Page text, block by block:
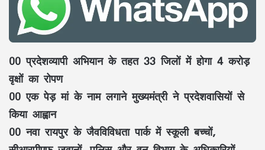
00 प्रदेशव्यापी अभियान के तहत 33 जिलों में होगा 4 करोड़
वृक्षों का रोपण
00 एक पेड़ मां के नाम लगाने मुख्यमंत्री ने प्रदेशवासियों से
किया आह्वान
00 नवा रायपुर के जैवविविधता पार्क में स्कूली बच्चों,